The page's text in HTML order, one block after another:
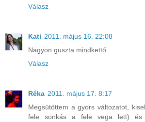
Válasz
Kati 2011. május 16. 22:08
Nagyon guszta mindkettő.
Válasz
Réka 2011. május 17. 8:17
Megsütöttem a gyors változatot,
fele sonkás a fele vega lett) és